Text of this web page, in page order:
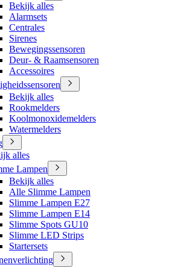
Bekijk alles
Alarmsets
Centrales
Sirenes
Bewegingssensoren
Deur- & Raamsensoren
Accessoires
Bekijk alles
Rookmelders
Koolmonoxidemelders
Watermelders
alles
Lampen
Bekijk alles
Alle Slimme Lampen
Slimme Lampen E27
Slimme Lampen E14
Slimme Spots GU10
Slimme LED Strips
Startersets